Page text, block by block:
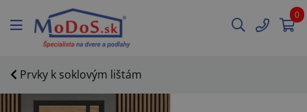
0
Prvky k soklovým lištám